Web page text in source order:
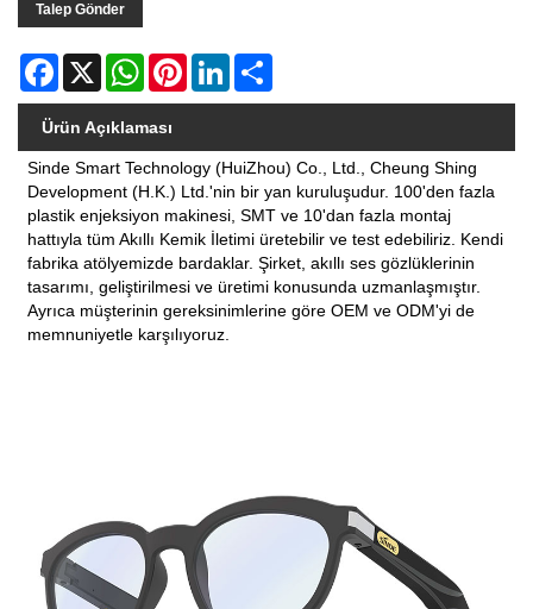
Talep Gönder
Facebook
X WhatsAppPinterestLinkedIn
Ürün Açıklaması
Sinde Smart Technology (HuiZhou) Co., Ltd., Cheung Shing
Development (H.K.) Ltd.'nin bir yan kuruluşudur. 100'den fazla
plastik enjeksiyon makinesi, SMT ve 10'dan fazla montaj
hattıyla tüm Akıllı Kemik İletimi üretebilir ve test edebiliriz. Kendi
fabrika atölyemizde bardaklar. Şirket, akıllı ses gözlüklerinin
tasarımı, geliştirilmesi ve üretimi konusunda uzmanlaşmıştır.
Ayrıca müşterinin gereksinimlerine göre OEM ve ODM'yi de
memnuniyetle karşılıyoruz.